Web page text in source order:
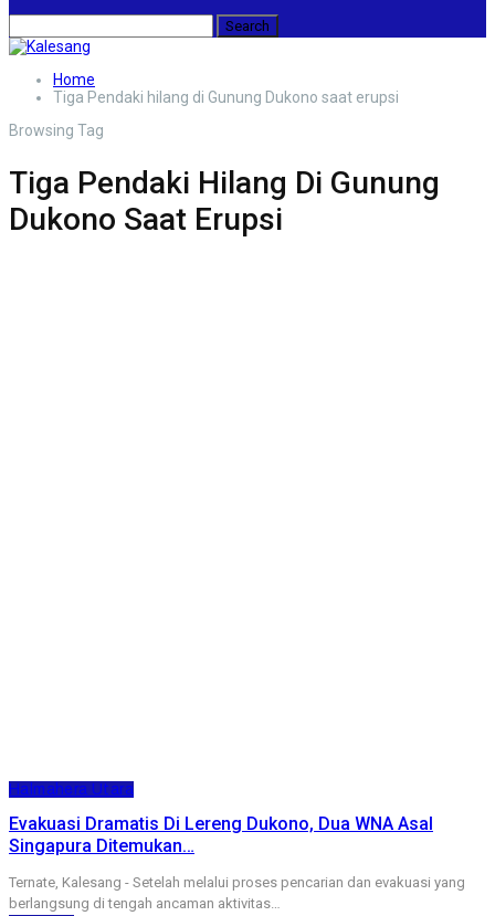
Home
Tiga Pendaki hilang di Gunung Dukono saat erupsi
Browsing Tag
Tiga Pendaki Hilang Di Gunung
Dukono Saat Erupsi
Halmahera Utara
Evakuasi Dramatis Di Lereng Dukono, Dua WNA Asal
Singapura Ditemukan…
Ternate, Kalesang - Setelah melalui proses pencarian dan evakuasi yang
berlangsung di tengah ancaman aktivitas…